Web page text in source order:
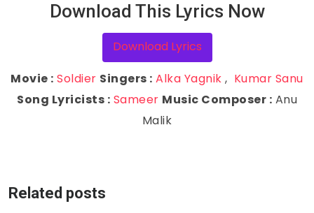
Download This Lyrics Now
Download Lyrics
Movie : Soldier Singers : Alka Yagnik , Kumar Sanu
Song Lyricists : Sameer Music Composer : Anu
Malik
Related posts